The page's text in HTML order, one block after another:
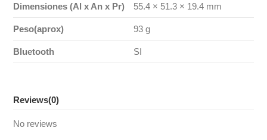
Dimensiones (Al x An x Pr) 55.4 × 51.3 × 19.4 mm
Peso(aprox) 93 g
Bluetooth SI
Reviews(0)
No reviews